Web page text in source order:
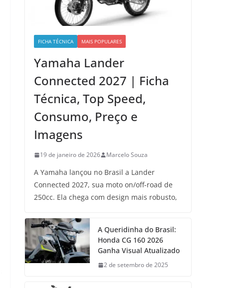
FICHA TÉCNICA MAIS POPULARES
Yamaha Lander
Connected 2027 | Ficha
Técnica, Top Speed,
Consumo, Preço e
Imagens
19 de janeiro de 2026 Marcelo Souza
A Yamaha lançou no Brasil a Lander
Connected 2027, sua moto on/off-road de
250cc. Ela chega com design mais robusto,
A Queridinha do Brasil:
Honda CG 160 2026
Ganha Visual Atualizado
2 de setembro de 2025